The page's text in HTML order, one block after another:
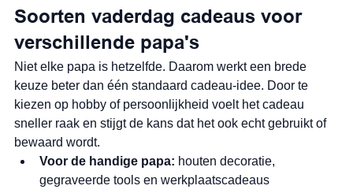
Soorten vaderdag cadeaus voor
verschillende papa's
Niet elke papa is hetzelfde. Daarom werkt een brede
keuze beter dan één standaard cadeau-idee. Door te
kiezen op hobby of persoonlijkheid voelt het cadeau
sneller raak en stijgt de kans dat het ook echt gebruikt of
bewaard wordt.
Voor de handige papa: houten decoratie,
gegraveerde tools en werkplaatscadeaus